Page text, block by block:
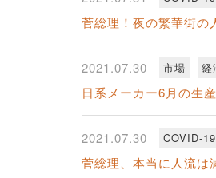
菅総理！夜の繁華街の
2021.07.30 市場 経
日系メーカー6月の生
2021.07.30 COVID-19
菅総理、本当に人流は